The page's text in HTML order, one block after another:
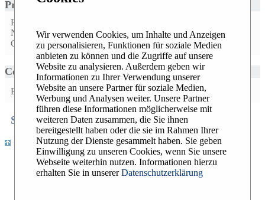
Profile forGoericke-Pesch
Registration date: Sep 9, 2025
Number of messages posted: No posted messages available
Created topics: No topic created
Contact Goericke-Pesch
Private Message:
Search | Recent Topics | Hottest Topics
Register/Login|Desktop view
Widerrufsbelehrung
AGB
Wir verwenden Cookies, um Inhalte und Anzeigen
zu personalisieren, Funktionen für soziale Medien
anbieten zu können und die Zugriffe auf unsere
Website zu analysieren. Außerdem geben wir
Informationen zu Ihrer Verwendung unserer
Website an unsere Partner für soziale Medien,
Werbung und Analysen weiter. Unsere Partner
führen diese Informationen möglicherweise mit
weiteren Daten zusammen, die Sie ihnen
bereitgestellt haben oder die sie im Rahmen Ihrer
Nutzung der Dienste gesammelt haben. Sie geben
Einwilligung zu unseren Cookies, wenn Sie unsere
Webseite weiterhin nutzen. Informationen hierzu
erhalten Sie in unsererDatenschutzerklärung